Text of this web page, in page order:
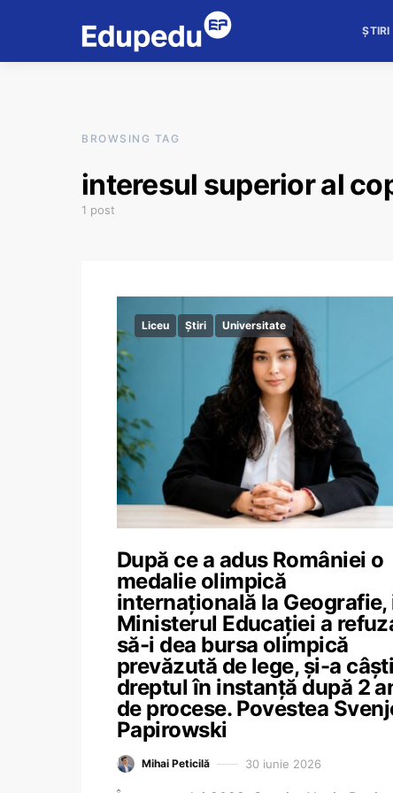
ȘTIRI
BROWSING TAG
interesul superior al
1 post
Liceu Știri Universitate
După ce a adus României o
medalie olimpică
internațională la Geografie,
Ministerul Educației a
să-i dea bursa olimpică
prevăzută de lege, și-a
dreptul în instanță după 2
de procese. Povestea
Papirowski
Mihai Peticilă 30 iunie 2026